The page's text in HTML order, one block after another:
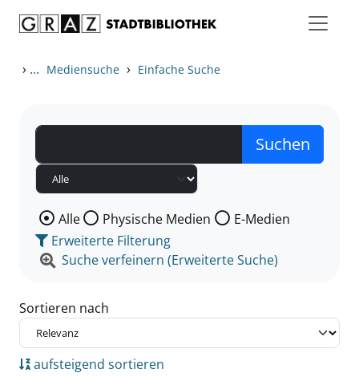
› ... Mediensuche › Einfache Suche
Wählen Sie die Medienart nach der Sie suchen wollen.
Alle Physische Medien
E-Medien
Erweiterte Filterung
Suche verfeinern (Erweiterte Suche)
Sortieren nach
aufsteigend sortieren